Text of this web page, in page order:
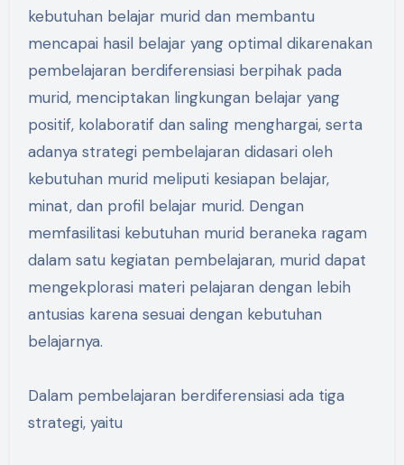
kebutuhan belajar murid dan membantu
mencapai hasil belajar yang optimal dikarenakan
pembelajaran berdiferensiasi berpihak pada
murid, menciptakan lingkungan belajar yang
positif, kolaboratif dan saling menghargai, serta
adanya strategi pembelajaran didasari oleh
kebutuhan murid meliputi kesiapan belajar,
minat, dan profil belajar murid. Dengan
memfasilitasi kebutuhan murid beraneka ragam
dalam satu kegiatan pembelajaran, murid dapat
mengekplorasi materi pelajaran dengan lebih
antusias karena sesuai dengan kebutuhan
belajarnya.
Dalam pembelajaran berdiferensiasi ada tiga
strategi, yaitu